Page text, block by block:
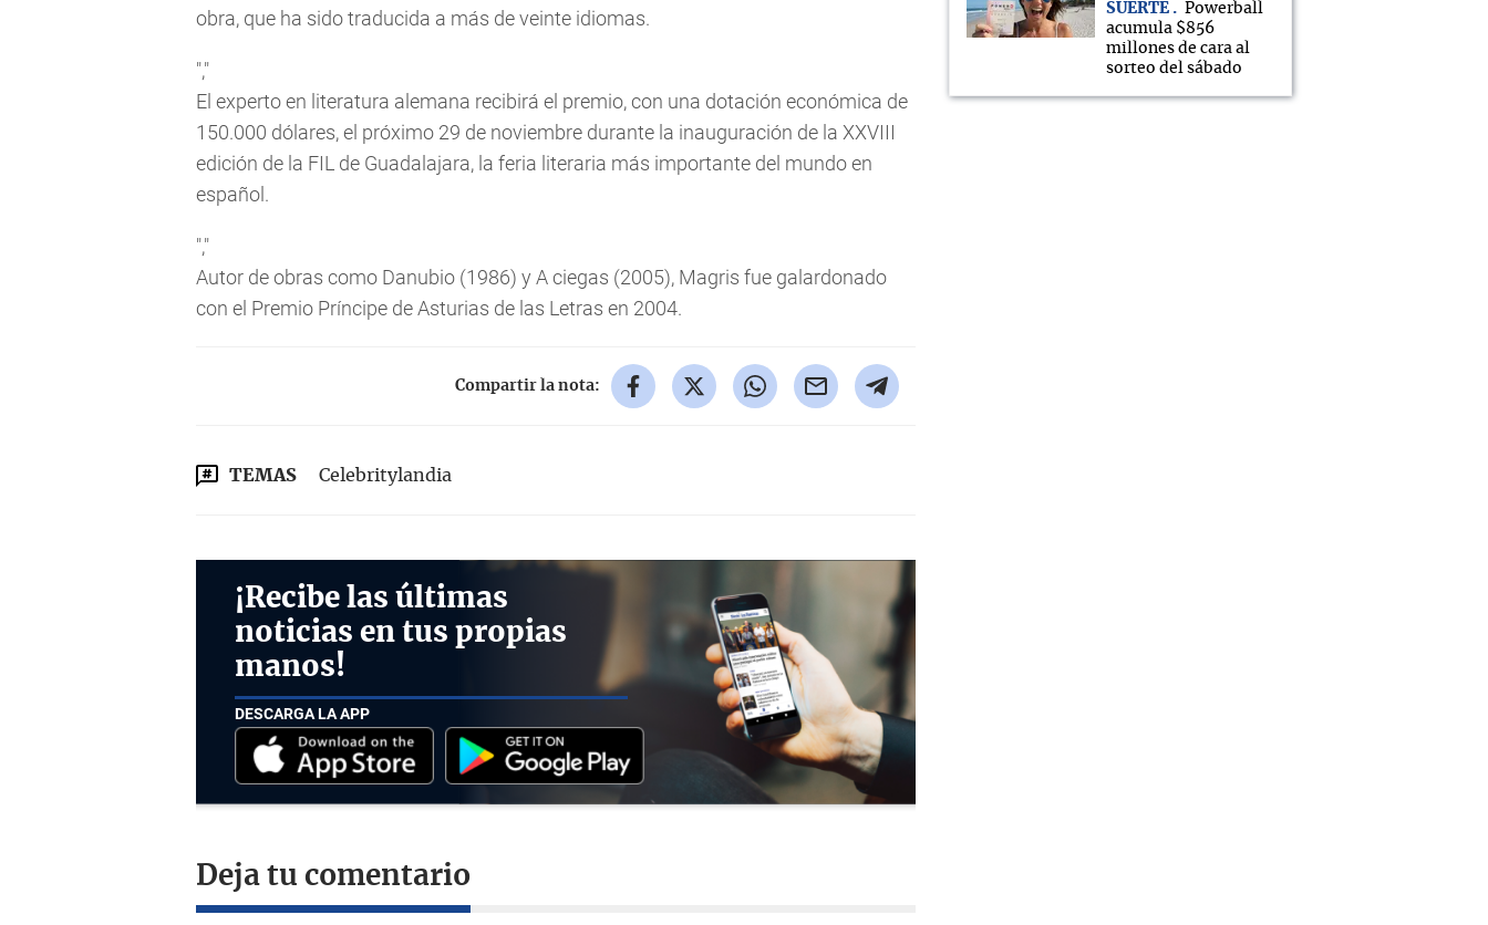
obra, que ha sido traducida a más de veinte idiomas.
","
El experto en literatura alemana recibirá el premio, con una dotación económica de
150.000 dólares, el próximo 29 de noviembre durante la inauguración de la XXVIII
edición de la FIL de Guadalajara, la feria literaria más importante del mundo en
español.
","
Autor de obras como Danubio (1986) y A ciegas (2005), Magris fue galardonado
con el Premio Príncipe de Asturias de las Letras en 2004.
Compartir la nota:
TEMAS Celebritylandia
¡Recibe las últimas
noticias en tus propias
manos!
DESCARGA LA APP
Deja tu comentario
SUERTE
Powerball
acumula $856
millones de cara al
sorteo del sábado